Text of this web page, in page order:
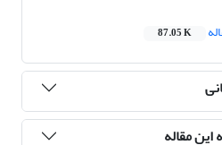
87.05 K
این مقاله